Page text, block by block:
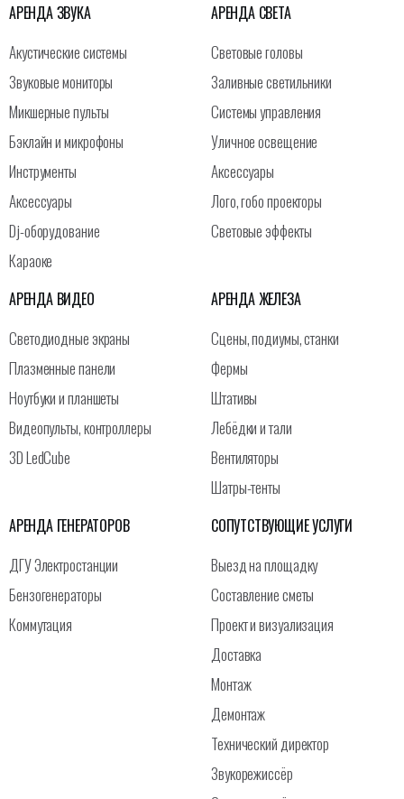
АРЕНДА ЗВУКА
Акустические системы
Звуковые мониторы
Микшерные пульты
Бэклайн и микрофоны
Инструменты
Аксессуары
Dj-оборудование
Караоке
АРЕНДА СВЕТА
Световые головы
Заливные светильники
Системы управления
Уличное освещение
Аксессуары
Лого, гобо проекторы
Световые эффекты
АРЕНДА ВИДЕО
Светодиодные экраны
Плазменные панели
Ноутбуки и планшеты
Видеопульты, контроллеры
3D LedCube
АРЕНДА ЖЕЛЕЗА
Сцены, подиумы, станки
Фермы
Штативы
Лебёдки и тали
Вентиляторы
Шатры-тенты
АРЕНДА ГЕНЕРАТОРОВ
ДГУ Электростанции
Бензогенераторы
Коммутация
СОПУТСТВУЮЩИЕ УСЛУГИ
Выезд на площадку
Составление сметы
Проект и визуализация
Доставка
Монтаж
Демонтаж
Технический директор
Звукорежиссёр